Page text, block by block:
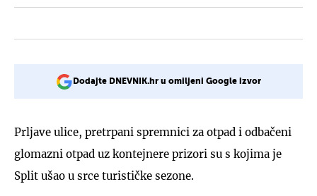
Dodajte DNEVNIK.hr u omiljeni Google izvor
Prljave ulice, pretrpani spremnici za otpad i odbačeni
glomazni otpad uz kontejnere prizori su s kojima je
Split ušao u srce turističke sezone.